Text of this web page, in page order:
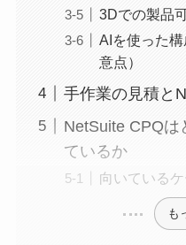
3Dでの製品
AIを使った
意点）
手作業の見積と
NetSuite CPQは
ているか
向いているケ
も